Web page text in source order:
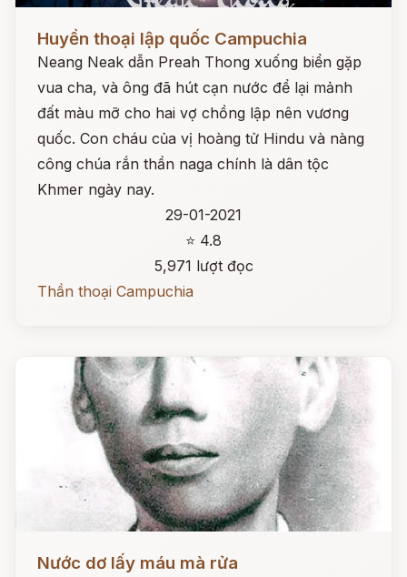
Đọc ngay
Huyền thoại lập quốc Campuchia
Neang Neak dẫn Preah Thong xuống biển gặp
vua cha, và ông đã hút cạn nước để lại mảnh
đất màu mỡ cho hai vợ chồng lập nên vương
quốc. Con cháu của vị hoàng tử Hindu và nàng
công chúa rắn thần naga chính là dân tộc
Khmer ngày nay.
29-01-2021
⭐ 4.8
5,971 lượt đọc
Thần thoại Campuchia
Nước dơ lấy máu mà rửa